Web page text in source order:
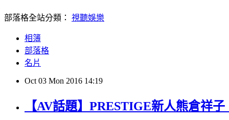
部落格全站分類： 視聽娛樂
相簿
部落格
名片
Oct 03 Mon 2016 14:19
【AV話題】PRESTIGE新人熊倉祥